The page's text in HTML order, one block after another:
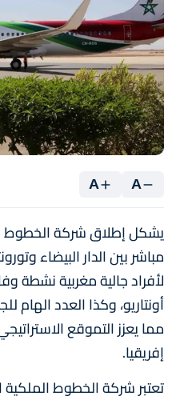
A
A
يشكل إطلاق شركة الخطوط
مباشر بين الدار البيضاء
لأفراد جالية مغربية
أونتاريو، وكذا العدد الهام
مما يعزز التموقع
إفريقيا.
تعتبر شركة الخطوط